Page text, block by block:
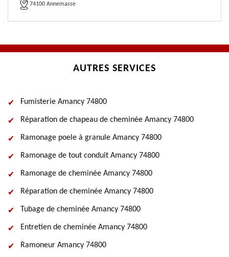
74100 Annemasse
AUTRES SERVICES
Fumisterie Amancy 74800
Réparation de chapeau de cheminée Amancy 74800
Ramonage poele à granule Amancy 74800
Ramonage de tout conduit Amancy 74800
Ramonage de cheminée Amancy 74800
Réparation de cheminée Amancy 74800
Tubage de cheminée Amancy 74800
Entretien de cheminée Amancy 74800
Ramoneur Amancy 74800